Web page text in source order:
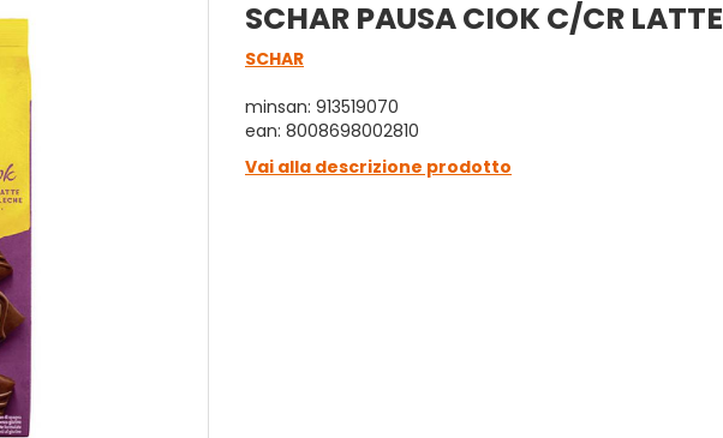
SCHAR PAUSA CIOK C/CR LATTE
SCHAR
minsan: 913519070
ean: 8008698002810
Vai alla descrizione prodotto